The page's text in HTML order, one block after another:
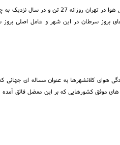
در این بین آمار مرگ و میر ناشی از
بروز سرطان در این شهر و عامل اصلی
هوای کلانشهرها به عنوان مساله ای
های موفق کشورهایی که بر این معضل فائق